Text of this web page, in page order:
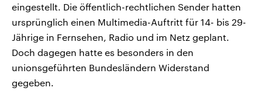
eingestellt. Die öffentlich-rechtlichen Sender hatten
ursprünglich einen Multimedia-Auftritt für 14- bis 29-
Jährige in Fernsehen, Radio und im Netz geplant.
Doch dagegen hatte es besonders in den
unionsgeführten Bundesländern Widerstand
gegeben.